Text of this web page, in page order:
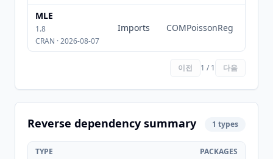
MLE
1.8
CRAN · 2026-08-07
Imports COMPoissonReg
이전 1 / 1 다음
Reverse dependency summary 1 types
TYPE PACKAGES